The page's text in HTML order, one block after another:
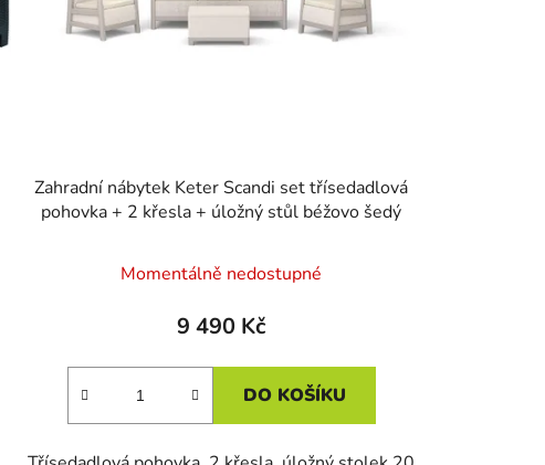
Zahradní nábytek Keter Scandi set třísedadlová
pohovka + 2 křesla + úložný stůl béžovo šedý
Momentálně nedostupné
9 490 Kč
DO KOŠÍKU